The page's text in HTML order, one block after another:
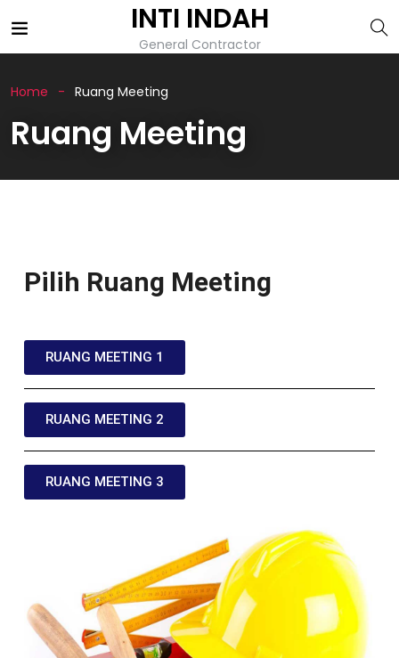
INTI INDAH
General Contractor
Home Ruang Meeting
Ruang Meeting
Pilih Ruang Meeting
RUANG MEETING 1
RUANG MEETING 2
RUANG MEETING 3